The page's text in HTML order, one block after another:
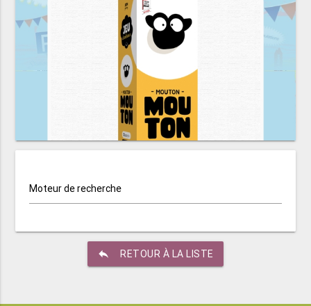
Moteur de recherche
reply RETOUR À LA LISTE